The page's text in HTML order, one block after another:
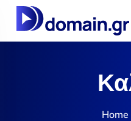
Home